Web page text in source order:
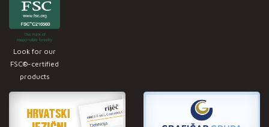
Look for our
FSC®-certified
products